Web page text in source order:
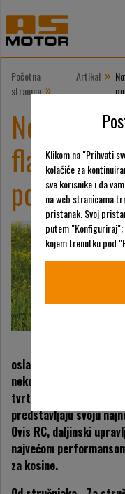
Početna
stranica »
Artikal »
Nova
flail
pogonom
oslanjaju se na košilice
nekoliko godina
tvrtke za proizvodnju
predstavljaju svoju
Ovis RC, daljinski
najvećom
za kosine.
Klikom na "Prihvati
kolačiće za
sve korisnike i da
na web stranicama
pristanak. Svoj
putem "Konfiguriraj";
kojem trenutku pod